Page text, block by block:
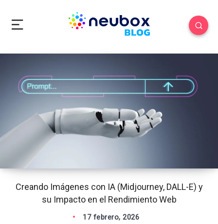
Creando Imágenes con IA (Midjourney, DALL-E) y
su Impacto en el Rendimiento Web
17 febrero, 2026